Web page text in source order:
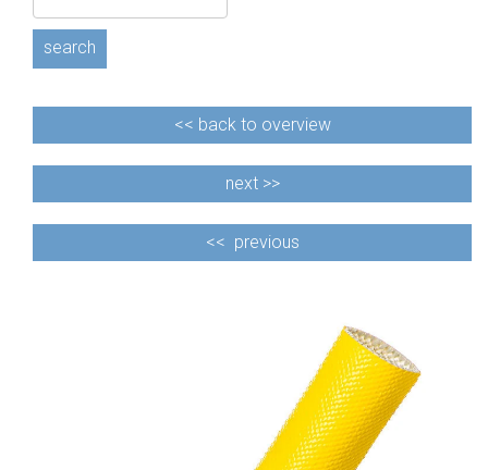
search
<< back to overview
next >>
<< previous